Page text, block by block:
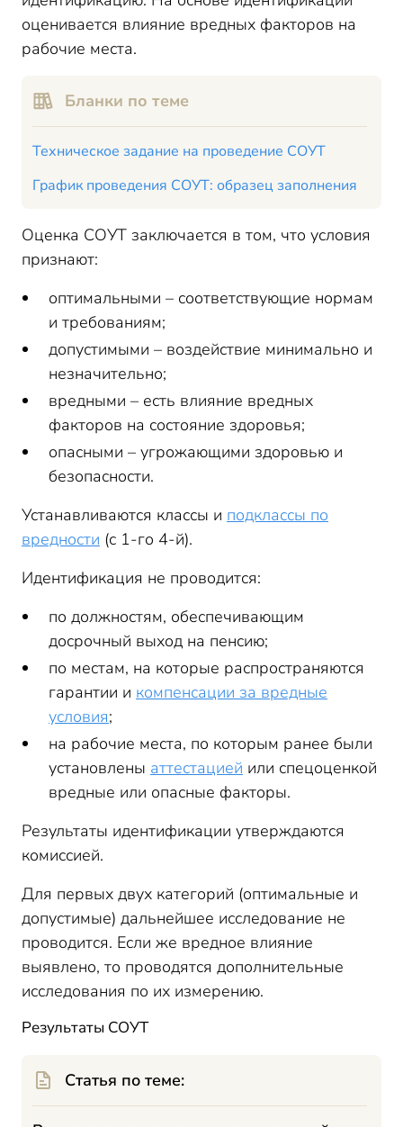
оценивается влияние вредных факторов на
рабочие места.
Бланки по теме
Техническое задание на проведение СОУТ
График проведения СОУТ: образец заполнения
Оценка СОУТ заключается в том, что условия
признают:
оптимальными – соответствующие нормам
и требованиям;
допустимыми – воздействие минимально и
незначительно;
вредными – есть влияние вредных
факторов на состояние здоровья;
опасными – угрожающими здоровью и
безопасности.
Устанавливаются классы и подклассы по
вредности (с 1-го 4-й).
Идентификация не проводится:
по должностям, обеспечивающим
досрочный выход на пенсию;
по местам, на которые распространяются
гарантии и компенсации за вредные
условия;
на рабочие места, по которым ранее были
установлены аттестацией или спецоценкой
вредные или опасные факторы.
Результаты идентификации утверждаются
комиссией.
Для первых двух категорий (оптимальные и
допустимые) дальнейшее исследование не
проводится. Если же вредное влияние
выявлено, то проводятся дополнительные
исследования по их измерению.
Результаты СОУТ
Статья по теме: